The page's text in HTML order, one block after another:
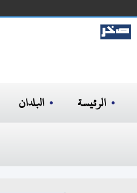
الرئيسة البلدان